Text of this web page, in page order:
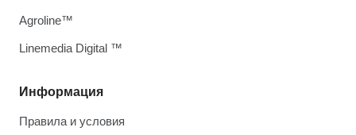
Информация
Правила и условия
Agroline™
Linemedia Digital ™